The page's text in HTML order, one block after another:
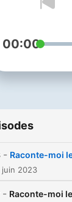
00:00
- Raconte-moi
juin 2023
- Raconte-moi